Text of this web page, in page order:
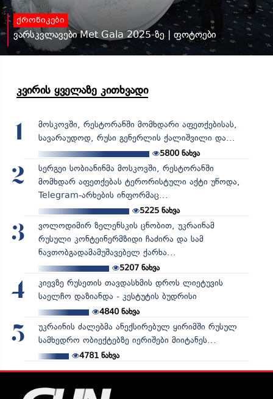
ქრონიკები
ვარსკვლავები Met Gala 2025-ზე | ფოტოები
კვირის ყველაზე კითხვადი
1
მოსკოვში, რესტორანში მომხდარი აფეთქებისას,
სავარაუდოდ, რუსი გენერლის ქალიშვილი და...
5800ნახვა
2
სერგეი სობიანინმა მოსკოვში, რესტორანში
მომხდარ აფეთქებას ტერორისტული აქტი უწოდა,
Telegram-არხების ინფორმაც...
5225ნახვა
3
ვოლოდიმირ ზელენსკის ცნობით, უკრაინამ
რუსული კონტეინერმზიდი ჩაძირა და სამ
ნავთობგადამამუშავებელ ქარხა...
5207ნახვა
4
კიევზე რუსეთის თავდასხმის დროს ლიეტუვის
საელჩო დაზიანდა - კესტუტის ბუდრისი
4840ნახვა
5
უკრაინის ძალებმა ანექსირებულ ყირიმში რუსულ
სამხედრო ობიექტებზე იერიშები მიიტანეს...
4781ნახვა